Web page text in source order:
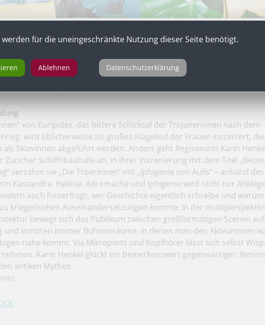
Krieg“ein Zyklus im Schiffbau nach „Die Troerinnen“ und „Iphigenie
Inszenierung Karin Henkel, Schauspielhaus Zürich
von Euripides, das bittere Schicksal der Trojanerinnen nach dem
wird üblicherweise als großes Klagelied der Frauen inszeniert,
als Sklavinnen abgeführt werden. Anders geht Regisseurin Karin
Züricher Schiffsbauhalle an. In ihrer Inszenierung mit dem Titel
verzahnt sie „Die Troerinnen“ mit „Iphigenie von Aulis“ – anhand des
Kassandra, Helena, Adromache und Iphigenie wird nicht nur Anklage
auch hinterfragt, wer Geschichte eigentlich schreibe und warum
kriegerischen Auseinandersetzungen komme. In der
bewegt sich das Publikum zwischen großformatigen Szenen
und inmitten intimer Bühnenräume, in denen man den Akteurinnen
nahe kommt. Via Mikroports und Kopfhörer lässt sich selbst
Karin Henkel glückt ein bemerkenswert gegenwärtiger,
antiken Mythos.
werden für die uneingeschränkte Nutzung dieser Seite benötigt.
Ablehnen Datenschutzerklärung